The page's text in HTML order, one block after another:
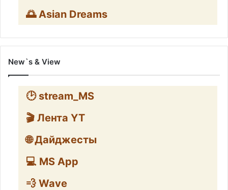
🌅 Asian Dreams
New`s & View
🕑 stream_MS
🎬 Лента YT
🌐 Дайджесты
💻 MS App
💨 Wave